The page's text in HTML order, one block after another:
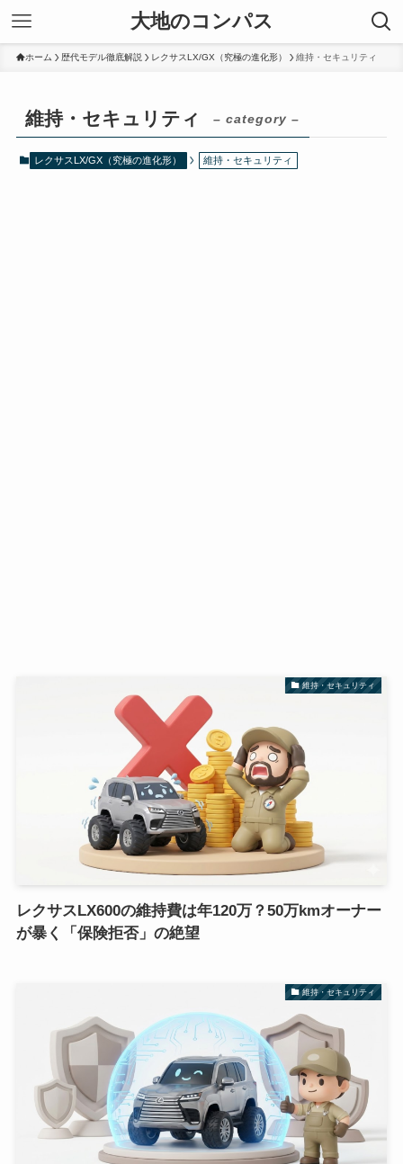
大地のコンパス
ホーム 歴代モデル徹底解説 レクサスLX/GX（究極の進化形） 維持・セキュリティ
維持・セキュリティ – category –
レクサスLX/GX（究極の進化形） 維持・セキュリティ
維持・セキュリティ
レクサスLX600の維持費は年120万？50万kmオーナー
が暴く「保険拒否」の絶望
維持・セキュリティ